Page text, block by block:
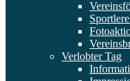
Verlobter Tag